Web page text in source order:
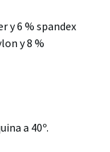
y 6 % spandex
y 8 %
a 40º.